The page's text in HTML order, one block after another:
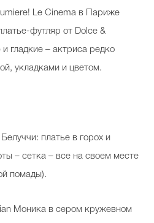
Le Cinema в Париже
футляр от Dolce &
гладкие – актриса редко
укладками и цветом.
платье в горох и
– сетка – все на своем месте
помады).
Моника в сером кружевном